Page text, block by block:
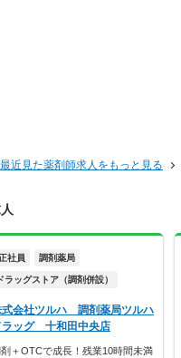
最近見た薬剤師求人をもっと見る
社員 調剤薬局
ドラッグストア（調剤併設）
式会社ツルハ 調剤薬局ツルハ
ラッグ 十和田中央店
＋OTCで成長！残業10時間未満